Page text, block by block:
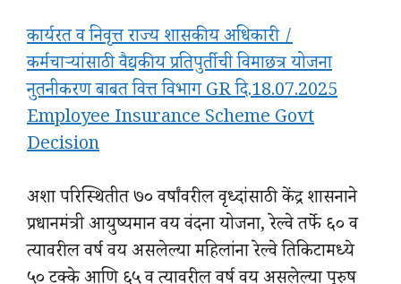
कार्यरत व निवृत्त राज्य शासकीय अधिकारी /
कर्मचाऱ्यांसाठी वैद्यकीय प्रतिपुर्तीची विमाछत्र योजना
नुतनीकरण बाबत वित्त विभाग GR दि.18.07.2025
Employee Insurance Scheme Govt
Decision
अशा परिस्थितीत ७० वर्षांवरील वृध्दांसाठी केंद्र शासनाने
प्रधानमंत्री आयुष्यमान वय वंदना योजना, रेल्वे तर्फे ६० व
त्यावरील वर्ष वय असलेल्या महिलांना रेल्वे तिकिटामध्ये